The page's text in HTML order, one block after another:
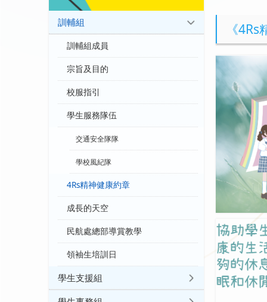
《
訓輔組
訓輔組成員
宗旨及目的
校服指引
學生服務隊伍
交通安全隊隊
學校風紀隊
4Rs精神健康約章
成長的天空
民航處總部導賞教學
領袖生培訓日
學生支援組